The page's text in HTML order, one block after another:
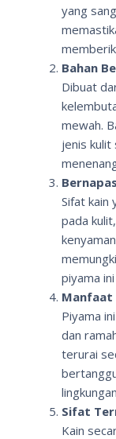
yang
Bahan
Dibuat
mewah.
jenis kulit
Sifat kain
pada
piyama
Manfaat
Piyama
dan
terurai
Sifat
Kain